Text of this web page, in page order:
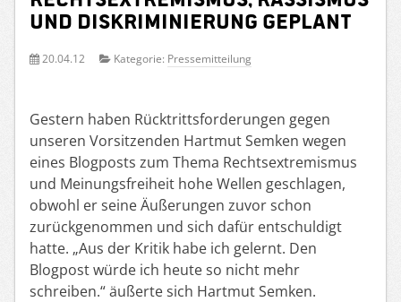
und Diskriminierung geplant
20.04.12 Kategorie: Pressemitteilung
Gestern haben Rücktrittsforderungen gegen
unseren Vorsitzenden Hartmut Semken wegen
eines Blogposts zum Thema Rechtsextremismus
und Meinungsfreiheit hohe Wellen geschlagen,
obwohl er seine Äußerungen zuvor schon
zurückgenommen und sich dafür entschuldigt
hatte. „Aus der Kritik habe ich gelernt. Den
Blogpost würde ich heute so nicht mehr
schreiben.“ äußerte sich Hartmut Semken.